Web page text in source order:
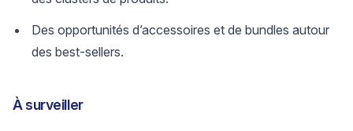
Des opportunités d’accessoires et de bundles autour
des best-sellers.
À surveiller